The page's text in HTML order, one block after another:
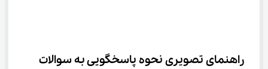
راهنمای تصویری نحوه پاسخگویی به سوالات